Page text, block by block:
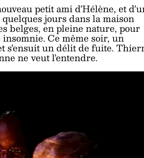
petit ami d’Hélène, et
jours dans la maison
belges, en pleine nature, pour
Ce même soir, un
s’ensuit un délit de fuite.
ne veut l’entendre.